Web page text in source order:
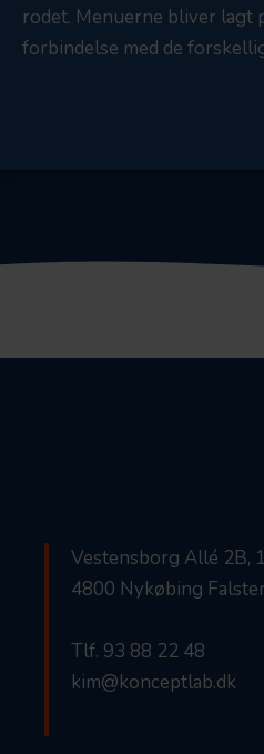
rodet. Menuerne bliver lagt
forbindelse med de
Vestensborg Allé 2B,
4800 Nykøbing Falster
Tlf. 93 88 22 48
kim@konceptlab.dk